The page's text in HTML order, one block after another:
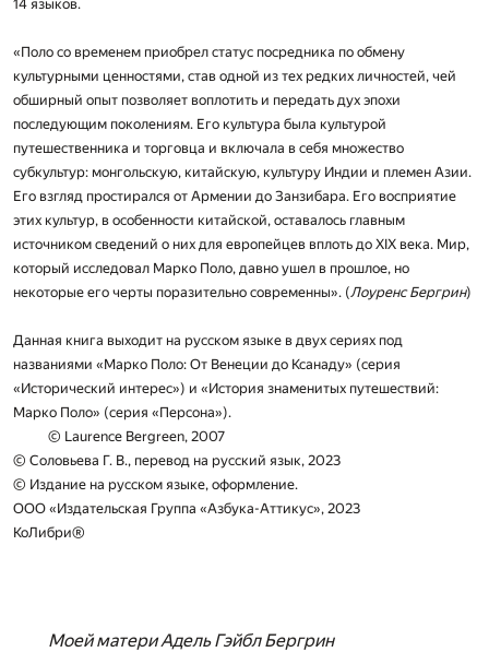
14 языков.
«Поло со временем приобрел статус посредника по обмену
культурными ценностями, став одной из тех редких личностей, чей
обширный опыт позволяет воплотить и передать дух эпохи
последующим поколениям. Его культура была культурой
путешественника и торговца и включала в себя множество
субкультур: монгольскую, китайскую, культуру Индии и племен Азии.
Его взгляд простирался от Армении до Занзибара. Его восприятие
этих культур, в особенности китайской, оставалось главным
источником сведений о них для европейцев вплоть до XIX века. Мир,
который исследовал Марко Поло, давно ушел в прошлое, но
некоторые его черты поразительно современны». (Лоуренс Бергрин)
Данная книга выходит на русском языке в двух сериях под
названиями «Марко Поло: От Венеции до Ксанаду» (серия
«Исторический интерес») и «История знаменитых путешествий:
Марко Поло» (серия «Персона»).
© Laurence Bergreen, 2007
© Соловьева Г. В., перевод на русский язык, 2023
© Издание на русском языке, оформление.
ООО «Издательская Группа «Азбука-Аттикус», 2023
КоЛибри®
Моей матери Адель Гэйбл Бергрин